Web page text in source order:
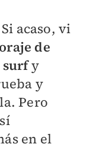
acaso, vi
de
surfy
y
Pero
en el